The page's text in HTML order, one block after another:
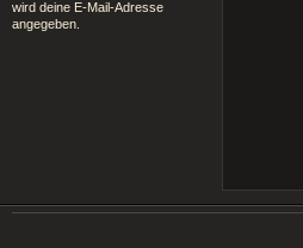
wird deine E-Mail-Adresse
angegeben.